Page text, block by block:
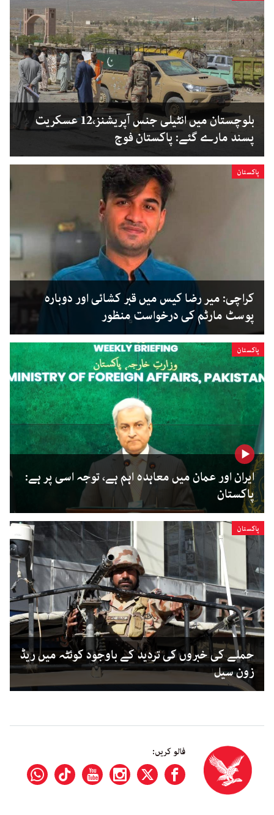
بلوچستان میں انٹیلی جنس آپریشنز،12 عسکریت
پسند مارے گئے: پاکستان فوج
پاکستان
کراچی: میر رضا کیس میں قبر کشائی اور دوبارہ
پوسٹ مارٹم کی درخواست منظور
پاکستان
ایران اور عمان میں معاہدہ اہم ہے، توجہ اسی پر ہے:
پاکستان
پاکستان
حملے کی خبروں کی تردید کے باوجود کوئٹہ میں ریڈ
زون سیل
فالو کریں: